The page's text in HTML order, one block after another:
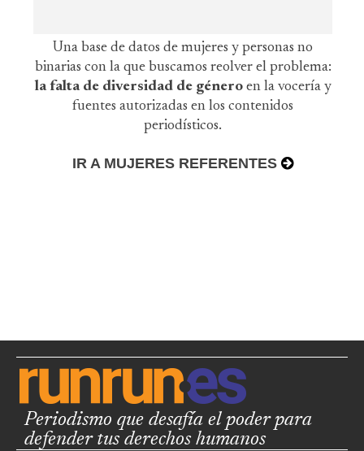
Una base de datos de mujeres y personas no
binarias con la que buscamos reolver el problema:
la falta de diversidad de género en la vocería y
fuentes autorizadas en los contenidos
periodísticos.
IR A MUJERES REFERENTES
Periodismo que desafía el poder para
defender tus derechos humanos